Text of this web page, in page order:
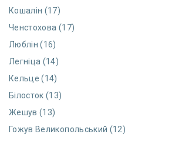
Кошалін (17)
Ченстохова (17)
Люблін (16)
Легніца (14)
Кельце (14)
Білосток (13)
Жешув (13)
Гожув Великопольський (12)